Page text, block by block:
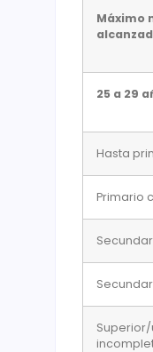
Máximo
25 a 29
Hasta
Primario